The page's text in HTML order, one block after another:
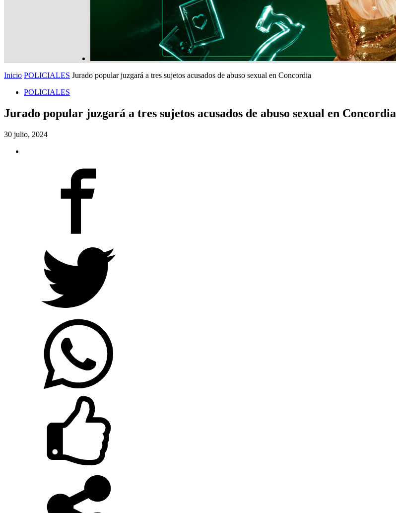
Inicio POLICIALES Jurado popular juzgará a tres sujetos acusados de abuso sexual en Concordia
POLICIALES
Jurado popular juzgará a tres sujetos acusados de abuso sexual en Concordia
30 julio, 2024